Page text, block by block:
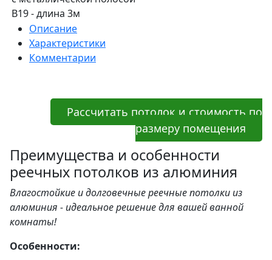
В19 - длина 3м
Описание
Характеристики
Комментарии
Рассчитать потолок и стоимость по
размеру помещения
Преимущества и особенности
реечных потолков из алюминия
Влагостойкие и долговечные реечные потолки из
алюминия - идеальное решение для вашей ванной
комнаты!
Особенности: